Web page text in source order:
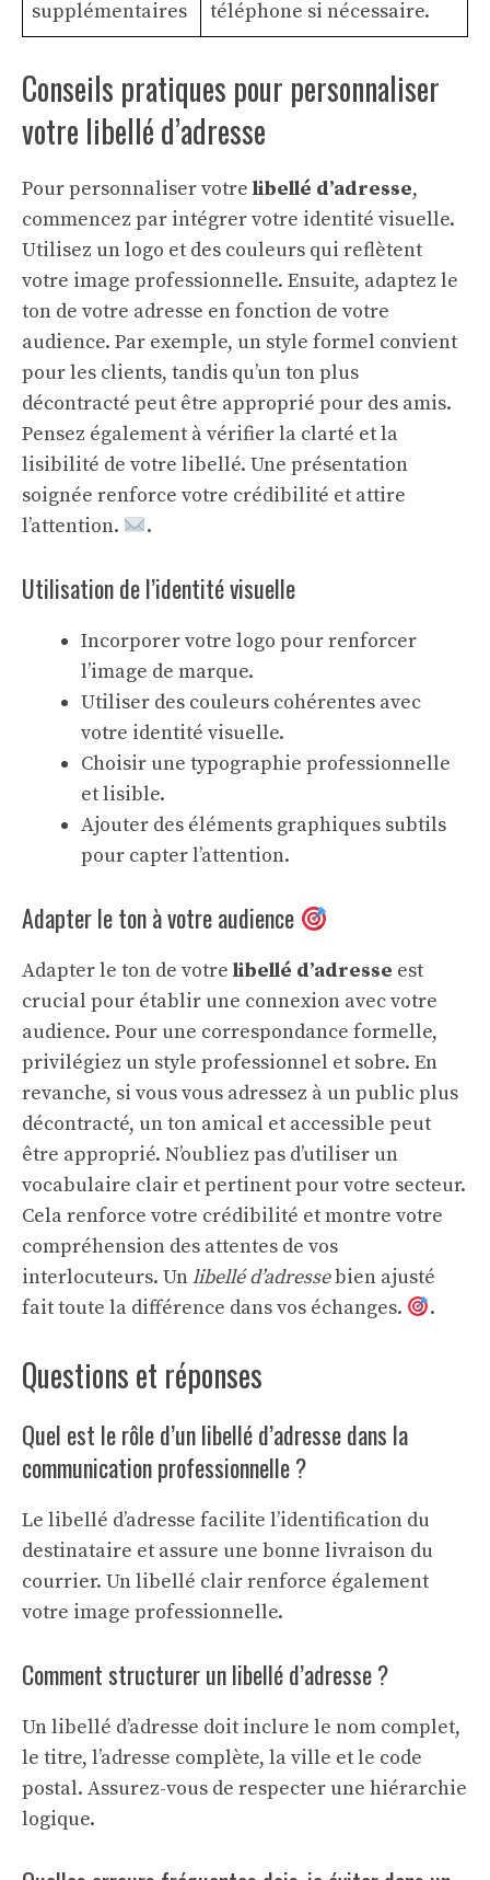
supplémentaires téléphone si nécessaire.
Conseils pratiques pour personnaliser
votre libellé d’adresse
Pour personnaliser votre libellé d’adresse,
commencez par intégrer votre identité visuelle.
Utilisez un logo et des couleurs qui reflètent
votre image professionnelle. Ensuite, adaptez le
ton de votre adresse en fonction de votre
audience. Par exemple, un style formel convient
pour les clients, tandis qu’un ton plus
décontracté peut être approprié pour des amis.
Pensez également à vérifier la clarté et la
lisibilité de votre libellé. Une présentation
soignée renforce votre crédibilité et attire
l’attention.
.
Utilisation de l’identité visuelle
Incorporer votre logo pour renforcer
l’image de marque.
Utiliser des couleurs cohérentes avec
votre identité visuelle.
Choisir une typographie professionnelle
et lisible.
Ajouter des éléments graphiques subtils
pour capter l’attention.
Adapter le ton à votre audience
Adapter le ton de votre libellé d’adresse est
crucial pour établir une connexion avec votre
audience. Pour une correspondance formelle,
privilégiez un style professionnel et sobre. En
revanche, si vous vous adressez à un public plus
décontracté, un ton amical et accessible peut
être approprié. N’oubliez pas d’utiliser un
vocabulaire clair et pertinent pour votre secteur.
Cela renforce votre crédibilité et montre votre
compréhension des attentes de vos
interlocuteurs. Unlibellé d’adressebien ajusté
fait toute la différence dans vos échanges.
.
Questions et réponses
Quel est le rôle d’un libellé d’adresse dans la
communication professionnelle ?
Le libellé d’adresse facilite l’identification du
destinataire et assure une bonne livraison du
courrier. Un libellé clair renforce également
votre image professionnelle.
Comment structurer un libellé d’adresse ?
Un libellé d’adresse doit inclure le nom complet,
le titre, l’adresse complète, la ville et le code
postal. Assurez-vous de respecter une hiérarchie
logique.